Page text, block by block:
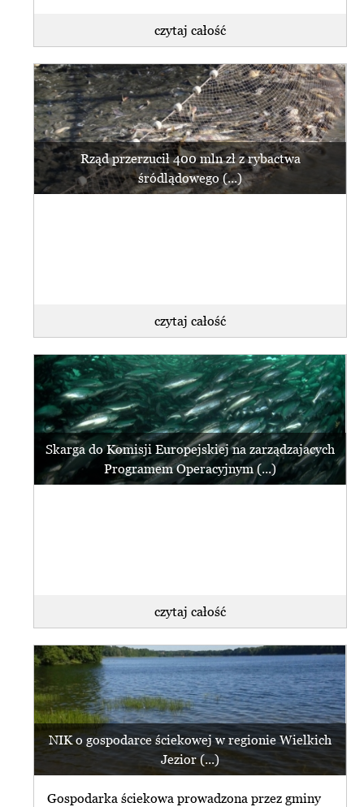
czytaj całość
Rząd przerzucił 400 mln zł z rybactwa
śródlądowego (...)
czytaj całość
Skarga do Komisji Europejskiej na zarządzajacych
Programem Operacyjnym (...)
czytaj całość
NIK o gospodarce ściekowej w regionie Wielkich
Jezior (...)
Gospodarka ściekowa prowadzona przez gminy